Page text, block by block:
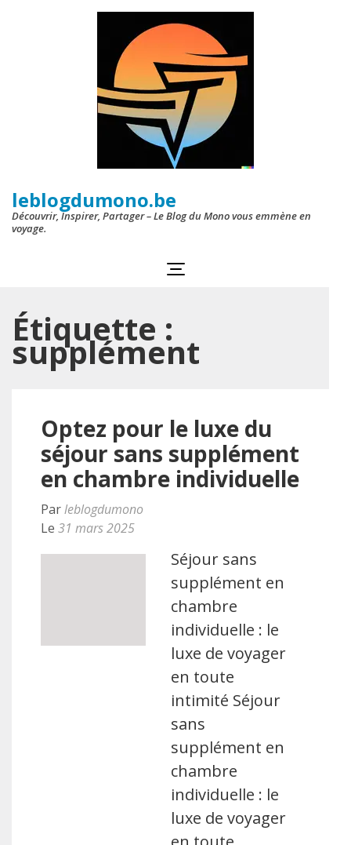
leblogdumono.be
Découvrir, Inspirer, Partager – Le Blog du Mono vous emmène en
voyage.
Étiquette :
supplément
Optez pour le luxe du
séjour sans supplément
en chambre individuelle
Parleblogdumono
Le 31 mars 2025
Séjour sans
supplément en
chambre
individuelle : le
luxe de voyager
en toute
intimité Séjour
sans
supplément en
chambre
individuelle : le
luxe de voyager